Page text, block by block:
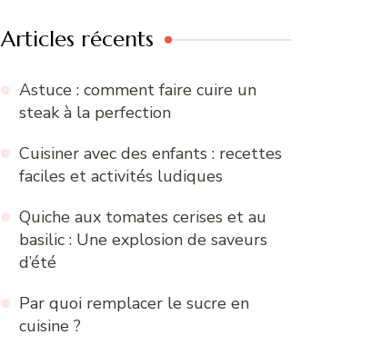
Articles récents
Astuce : comment faire cuire un
steak à la perfection
Cuisiner avec des enfants : recettes
faciles et activités ludiques
Quiche aux tomates cerises et au
basilic : Une explosion de saveurs
d’été
Par quoi remplacer le sucre en
cuisine ?